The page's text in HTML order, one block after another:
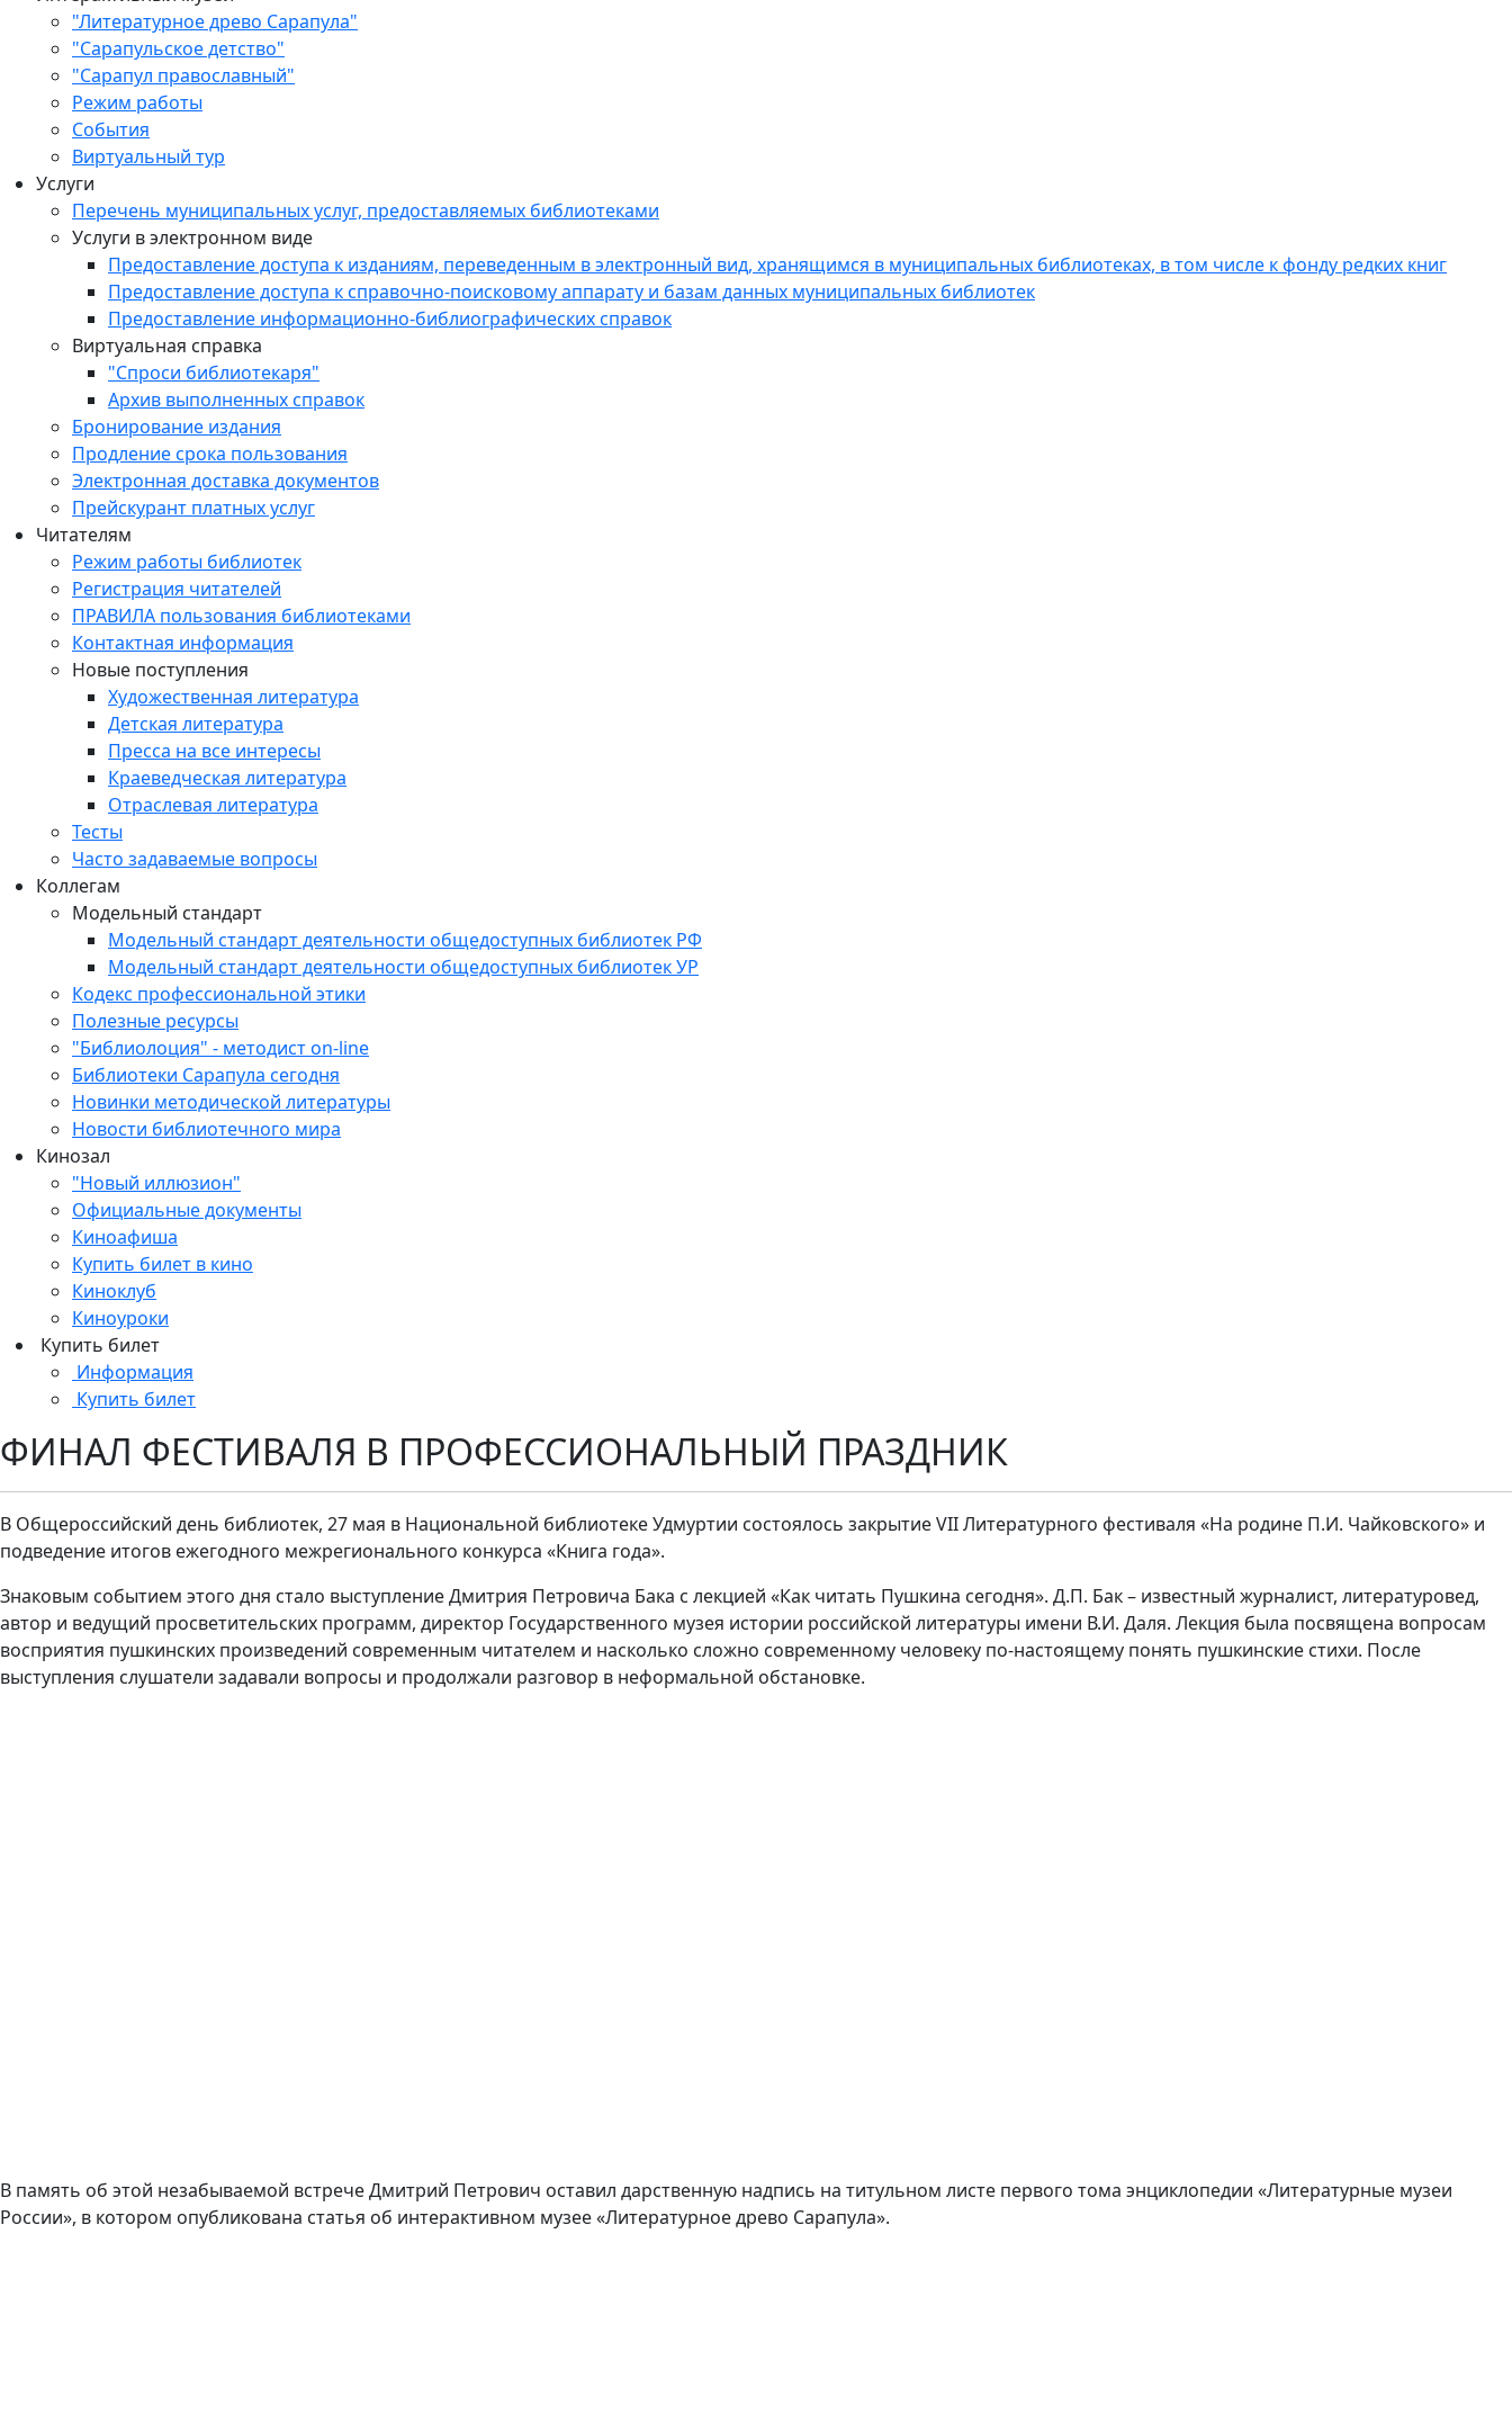
"Литературное древо Сарапула"
"Сарапульское детство"
"Сарапул православный"
Режим работы
События
Виртуальный тур
Услуги
Перечень муниципальных услуг, предоставляемых библиотеками
Услуги в электронном виде
Предоставление доступа к изданиям, переведенным в электронный вид, хранящимся в муниципальных библиотеках, в том числе к фонду редких книг
Предоставление доступа к справочно-поисковому аппарату и базам данных муниципальных библиотек
Предоставление информационно-библиографических справок
Виртуальная справка
"Спроси библиотекаря"
Архив выполненных справок
Бронирование издания
Продление срока пользования
Электронная доставка документов
Прейскурант платных услуг
Читателям
Режим работы библиотек
Регистрация читателей
ПРАВИЛА пользования библиотеками
Контактная информация
Новые поступления
Художественная литература
Детская литература
Пресса на все интересы
Краеведческая литература
Отраслевая литература
Тесты
Часто задаваемые вопросы
Коллегам
Модельный стандарт
Модельный стандарт деятельности общедоступных библиотек РФ
Модельный стандарт деятельности общедоступных библиотек УР
Кодекс профессиональной этики
Полезные ресурсы
"Библиолоция" - методист on-line
Библиотеки Сарапула сегодня
Новинки методической литературы
Новости библиотечного мира
Кинозал
"Новый иллюзион"
Официальные документы
Киноафиша
Купить билет в кино
Киноклуб
Киноуроки
Купить билет
Информация
Купить билет
ФИНАЛ ФЕСТИВАЛЯ В ПРОФЕССИОНАЛЬНЫЙ ПРАЗДНИК
В Общероссийский день библиотек, 27 мая в Национальной библиотеке Удмуртии состоялось закрытие VII Литературного фестиваля «На родине П.И. Чайковского» и
подведение итогов ежегодного межрегионального конкурса «Книга года».
Знаковым событием этого дня стало выступление Дмитрия Петровича Бака с лекцией «Как читать Пушкина сегодня». Д.П. Бак – известный журналист, литературовед,
автор и ведущий просветительских программ, директор Государственного музея истории российской литературы имени В.И. Даля. Лекция была посвящена вопросам
восприятия пушкинских произведений современным читателем и насколько сложно современному человеку по-настоящему понять пушкинские стихи. После
выступления слушатели задавали вопросы и продолжали разговор в неформальной обстановке.
В память об этой незабываемой встрече Дмитрий Петрович оставил дарственную надпись на титульном листе первого тома энциклопедии «Литературные музеи
России», в котором опубликована статья об интерактивном музее «Литературное древо Сарапула».